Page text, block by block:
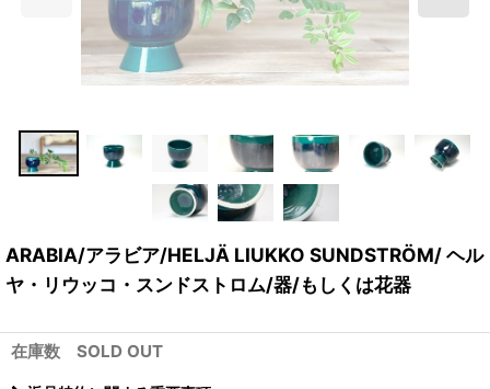
ARABIA/アラビア/HELJÄ LIUKKO SUNDSTRÖM/ ヘル
ヤ・リウッコ・スンドストロム/器/もしくは花器
在庫数 SOLD OUT